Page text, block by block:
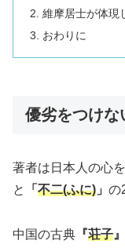
維摩居士が体現
おわりに
優劣をつけな
著者は日本人の心
と
「 不二(ふに) 」 の
中国の古典 『荘子 』